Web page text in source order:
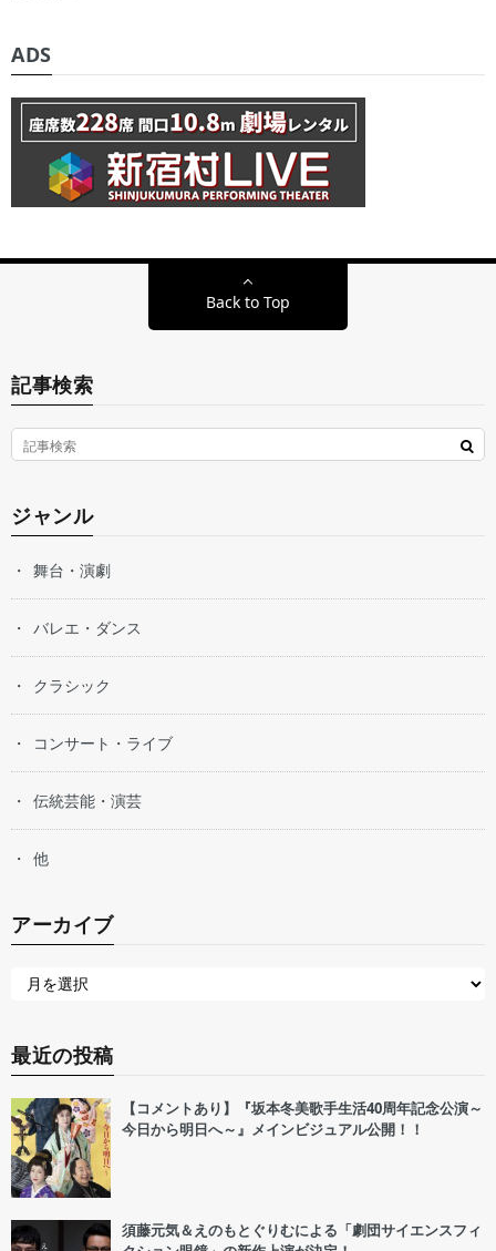
ADS
Back to Top
記事検索
ジャンル
舞台・演劇
バレエ・ダンス
クラシック
コンサート・ライブ
伝統芸能・演芸
他
アーカイブ
最近の投稿
【コメントあり】『坂本冬美歌手生活40周年記念公演～
今日から明日へ～』メインビジュアル公開！！
須藤元気＆えのもとぐりむによる「劇団サイエンスフィ